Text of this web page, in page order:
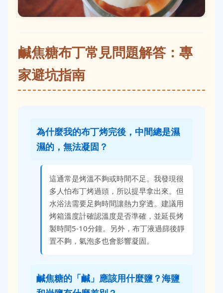
鹹焦糖布丁常見問題解答：專
家避坑指南
為什麼我的布丁烤完後，中間總是濕
濕的，無法凝固？
這通常是烤溫不夠或時間不足。我發現很
多人怕布丁烤過頭，所以提早拿出來。但
水浴法需要足夠時間讓熱力穿透。建議用
烤箱溫度計確認溫度是否準確，並延長烤
製時間5-10分鐘。另外，布丁液過篩後靜
置不夠，氣泡多也會影響凝固。
鹹焦糖的「鹹」應該用什麼鹽？海鹽